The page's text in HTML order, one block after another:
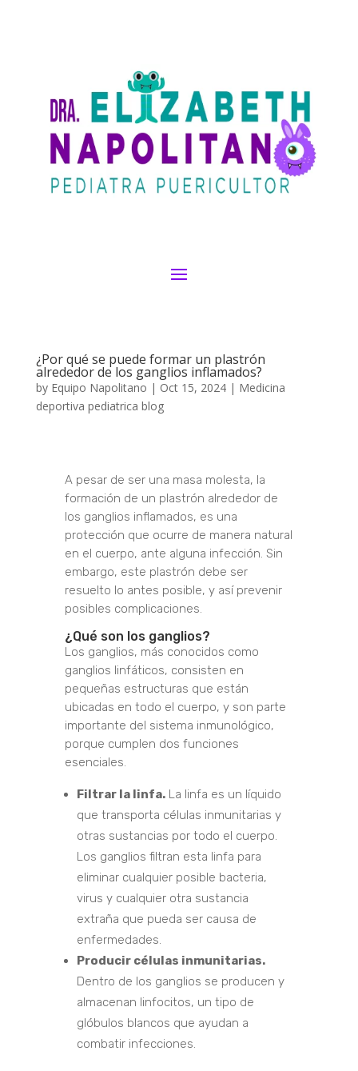
¿Por qué se puede formar un plastrón
alrededor de los ganglios inflamados?
by Equipo Napolitano | Oct 15, 2024| Medicina
deportiva pediatrica blog
A pesar de ser una masa molesta, la
formación de un plastrón alrededor de
los ganglios inflamados, es una
protección que ocurre de manera natural
en el cuerpo, ante alguna infección. Sin
embargo, este plastrón debe ser
resuelto lo antes posible, y así prevenir
posibles complicaciones.
¿Qué son los ganglios?
Los ganglios, más conocidos como
ganglios linfáticos, consisten en
pequeñas estructuras que están
ubicadas en todo el cuerpo, y son parte
importante del sistema inmunológico,
porque cumplen dos funciones
esenciales.
Filtrar la linfa.La linfa es un líquido
que transporta células inmunitarias y
otras sustancias por todo el cuerpo.
Los ganglios filtran esta linfa para
eliminar cualquier posible bacteria,
virus y cualquier otra sustancia
extraña que pueda ser causa de
enfermedades.
Producir células inmunitarias.
Dentro de los ganglios se producen y
almacenan linfocitos, un tipo de
glóbulos blancos que ayudan a
combatir infecciones.